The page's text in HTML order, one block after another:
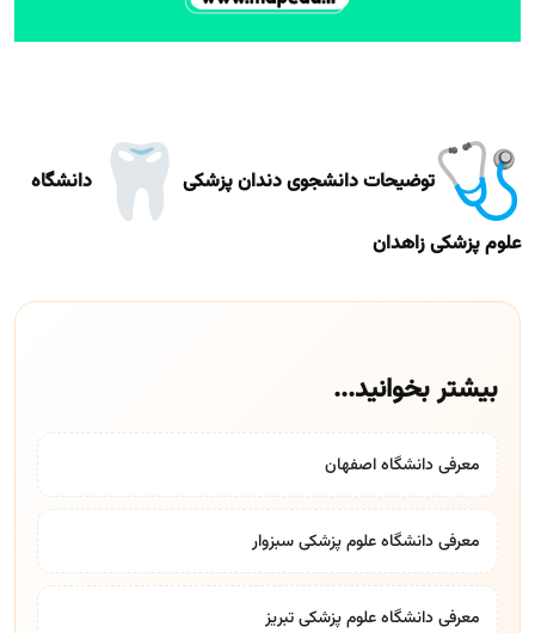
توضیحات دانشجوی دندان پزشکی دانشگاه
علوم پزشکی زاهدان
بیشتر بخوانید...
معرفی دانشگاه اصفهان
معرفی دانشگاه علوم پزشکی سبزوار
معرفی دانشگاه علوم پزشکی تبریز